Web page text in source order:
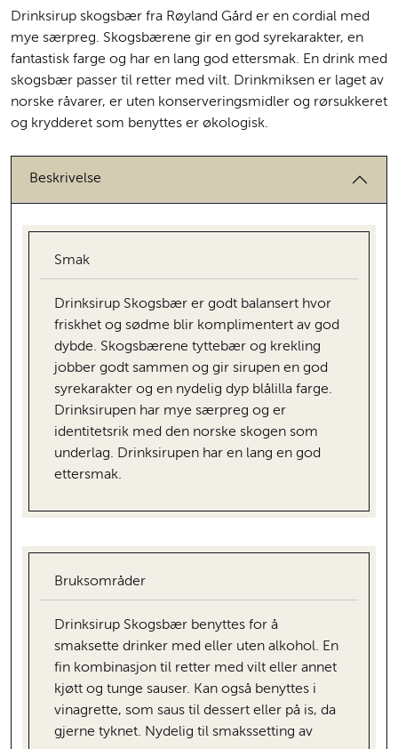
Drinksirup skogsbær fra Røyland Gård er en cordial med
mye særpreg. Skogsbærene gir en god syrekarakter, en
fantastisk farge og har en lang god ettersmak. En drink med
skogsbær passer til retter med vilt. Drinkmiksen er laget av
norske råvarer, er uten konserveringsmidler og rørsukkeret
og krydderet som benyttes er økologisk.
Beskrivelse
Smak
Drinksirup Skogsbær er godt balansert hvor
friskhet og sødme blir komplimentert av god
dybde. Skogsbærene tyttebær og krekling
jobber godt sammen og gir sirupen en god
syrekarakter og en nydelig dyp blålilla farge.
Drinksirupen har mye særpreg og er
identitetsrik med den norske skogen som
underlag. Drinksirupen har en lang en god
ettersmak.
Bruksområder
Drinksirup Skogsbær benyttes for å
smaksette drinker med eller uten alkohol. En
fin kombinasjon til retter med vilt eller annet
kjøtt og tunge sauser. Kan også benyttes i
vinagrette, som saus til dessert eller på is, da
gjerne tyknet. Nydelig til smakssetting av